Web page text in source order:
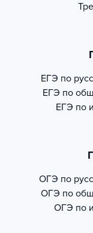
ЕГЭ по
ЕГЭ по
ЕГЭ по
ОГЭ по
ОГЭ по
ОГЭ по